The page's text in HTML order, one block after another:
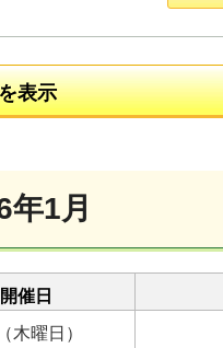
表示
年1月
開催日
木曜日）